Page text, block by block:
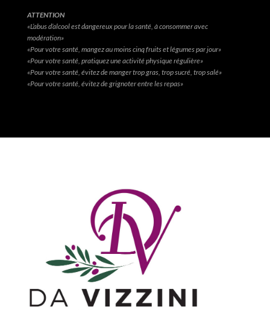
ATTENTION
«L’abus d’alcool est dangereux pour la santé, à consommer avec
modération»
«Pour votre santé, mangez au moins cinq fruits et légumes par jour»
«Pour votre santé, pratiquez une activité physique régulière»
«Pour votre santé, évitez de manger trop gras, trop sucré, trop salé»
«Pour votre santé, évitez de grignoter entre les repas»